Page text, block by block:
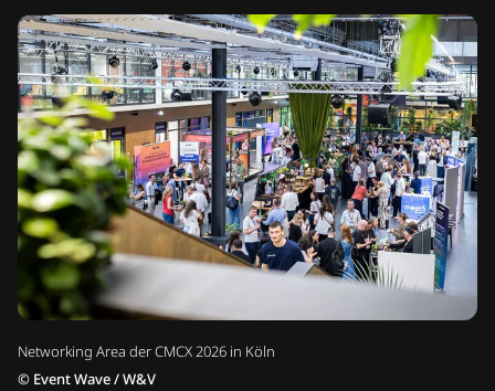
Networking Area der CMCX 2026 in Köln
© Event Wave / W&V